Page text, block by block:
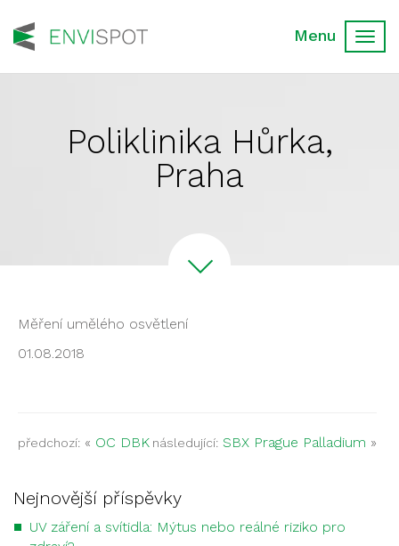
Poliklinika Hůrka,
Praha
Měření umělého osvětlení
01.08.2018
předchozí: « OC DBK následující: SBX Prague Palladium »
Nejnovější příspěvky
UV záření a svítidla: Mýtus nebo reálné riziko pro